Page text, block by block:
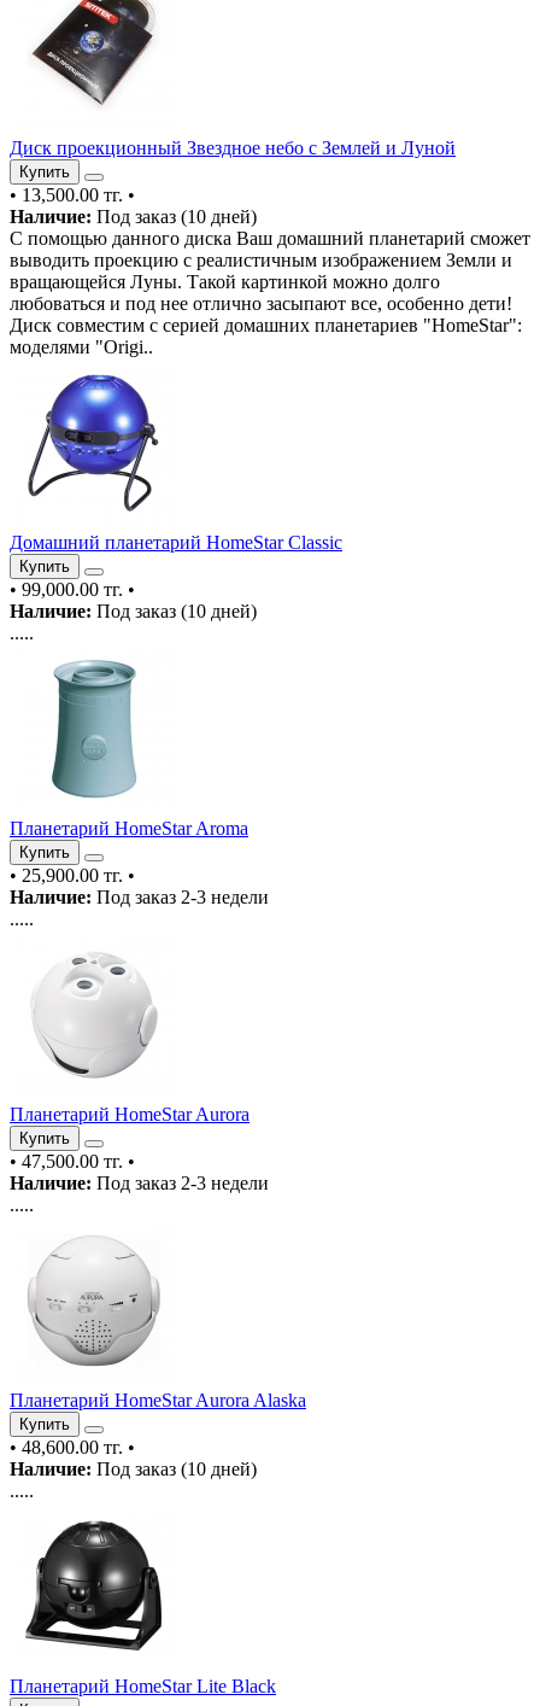
Диск проекционный Звездное небо с Землей и Луной
Купить
• 13,500.00 тг. •
Наличие: Под заказ (10 дней)
С помощью данного диска Ваш домашний планетарий сможет
выводить проекцию с реалистичным изображением Земли и
вращающейся Луны. Такой картинкой можно долго
любоваться и под нее отлично засыпают все, особенно дети!
Диск совместим с серией домашних планетариев "HomeStar":
моделями "Origi..
Домашний планетарий HomeStar Classic
Купить
• 99,000.00 тг. •
Наличие: Под заказ (10 дней)
.....
Планетарий HomeStar Aroma
Купить
• 25,900.00 тг. •
Наличие: Под заказ 2-3 недели
.....
Планетарий HomeStar Aurora
Купить
• 47,500.00 тг. •
Наличие: Под заказ 2-3 недели
.....
Планетарий HomeStar Aurora Alaska
Купить
• 48,600.00 тг. •
Наличие: Под заказ (10 дней)
.....
Планетарий HomeStar Lite Black